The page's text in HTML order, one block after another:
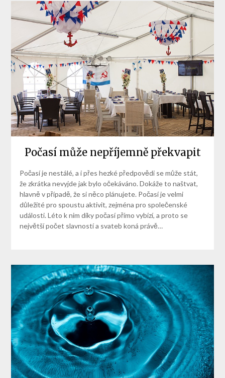
Počasí může nepříjemně překvapit
Počasí je nestálé, a i přes hezké předpovědi se může stát,
že zkrátka nevyjde jak bylo očekáváno. Dokáže to naštvat,
hlavně v případě, že si něco plánujete. Počasí je velmi
důležité pro spoustu aktivit, zejména pro společenské
události. Léto k nim díky počasí přímo vybízí, a proto se
největší počet slavností a svateb koná právě…